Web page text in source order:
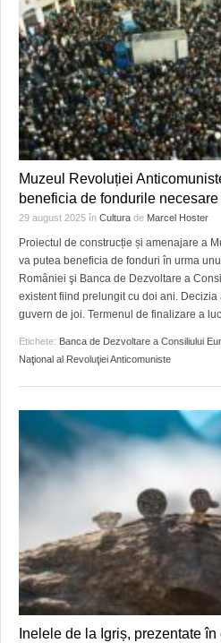
Muzeul Revoluției
beneficia de fondurile
29 august 2025 în Cultura de Marcel Hoster
Proiectul de construcție și amenajare a
va putea beneficia de fonduri în urma
României şi Banca de Dezvoltare a
existent fiind prelungit cu doi ani.
guvern de joi. Termenul de finalizare a
Etichete: Banca de Dezvoltare a Consiliului
Naţional al Revoluţiei Anticomuniste
Inelele de la Igriș, prezentate